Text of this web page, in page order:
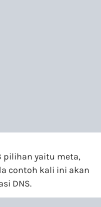
pilihan yaitu meta,
contoh kali ini akan
DNS.